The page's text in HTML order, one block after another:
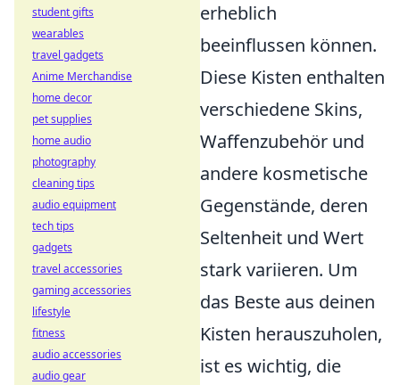
erheblich
beeinflussen können.
Diese Kisten enthalten
verschiedene Skins,
Waffenzubehör und
andere kosmetische
Gegenstände, deren
Seltenheit und Wert
stark variieren. Um
das Beste aus deinen
Kisten herauszuholen,
ist es wichtig, die
student gifts
wearables
travel gadgets
Anime Merchandise
home decor
pet supplies
home audio
photography
cleaning tips
audio equipment
tech tips
gadgets
travel accessories
gaming accessories
lifestyle
fitness
audio accessories
audio gear